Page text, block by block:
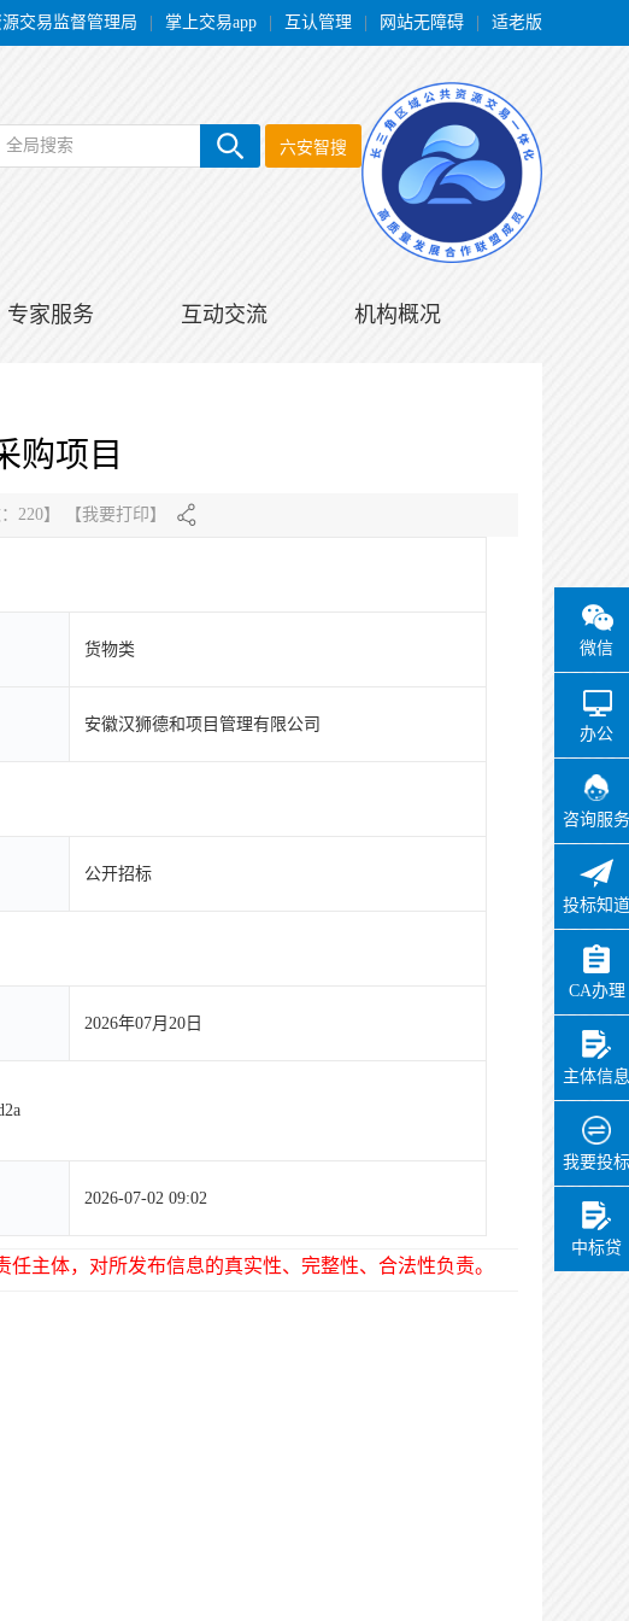
交易监督管理局 掌上交易app 互认管理 网站无障碍 适老版
全局搜索 六安智搜
专家服务 互动交流 机构概况
微信
办公
咨询服务
投标知道
CA办理
主体信息
我要投标
中标贷
购项目
220】 【我要打印】
货物类
安徽汉狮德和项目管理有限公司
公开招标
2026年07月20日
2026-07-02 09:02
主体，对所发布信息的真实性、完整性、合法性负责。